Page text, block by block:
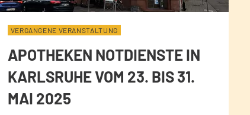
VERGANGENE VERANSTALTUNG
APOTHEKEN NOTDIENSTE IN
KARLSRUHE VOM 23. BIS 31.
MAI 2025